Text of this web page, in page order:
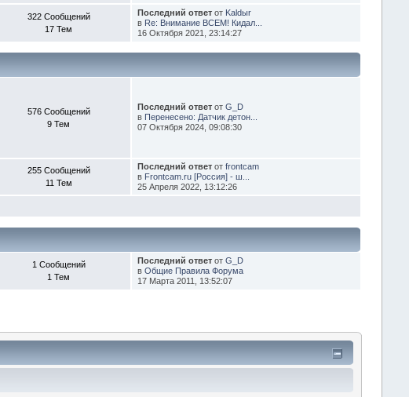
322 Сообщений
17 Тем
Последний ответ от Kaldыr
в Re: Внимание ВСЕМ! Кидал...
16 Октября 2021, 23:14:27
576 Сообщений
9 Тем
Последний ответ отG_D
в Перенесено: Датчик детон...
07 Октября 2024, 09:08:30
255 Сообщений
11 Тем
Последний ответ отfrontcam
в Frontcam.ru [Россия] - ш...
25 Апреля 2022, 13:12:26
1 Сообщений
1 Тем
Последний ответ отG_D
вОбщие Правила Форума
17 Марта 2011, 13:52:07